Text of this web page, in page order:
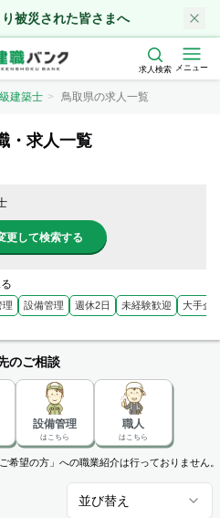
被災された皆さまへ
求人検索 メニュー
建築士 鳥取県の求人一覧
・求人一覧
更して検索する
理 設備管理 週休2日 未経験歓迎 大手企
のご相談
設備管理
はこちら
職人
はこちら
希望の方」への職業紹介は行っておりません。
並び替え